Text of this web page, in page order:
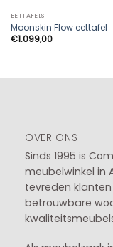
EETTAFELS
Moonskin Flow eettafel
€1.099,00
OVER ONS
Sinds 1995 is
meubelwinkel in
tevreden
betrouwbare